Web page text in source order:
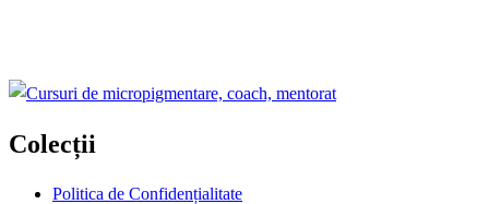
Colecții
Politica de Confidențialitate